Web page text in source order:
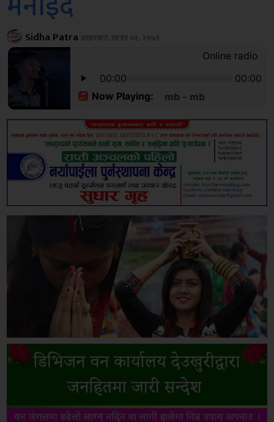
Sidha Patra आइतबार, साउन ०१, २०७९